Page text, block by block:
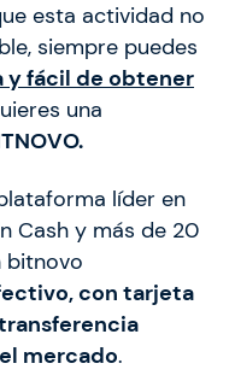
esta actividad no
siempre puedes
y fácil de obtener
una
líder en
Cash y más de 20
bitnovo
con tarjeta
mercado.